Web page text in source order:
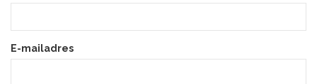
E-mailadres